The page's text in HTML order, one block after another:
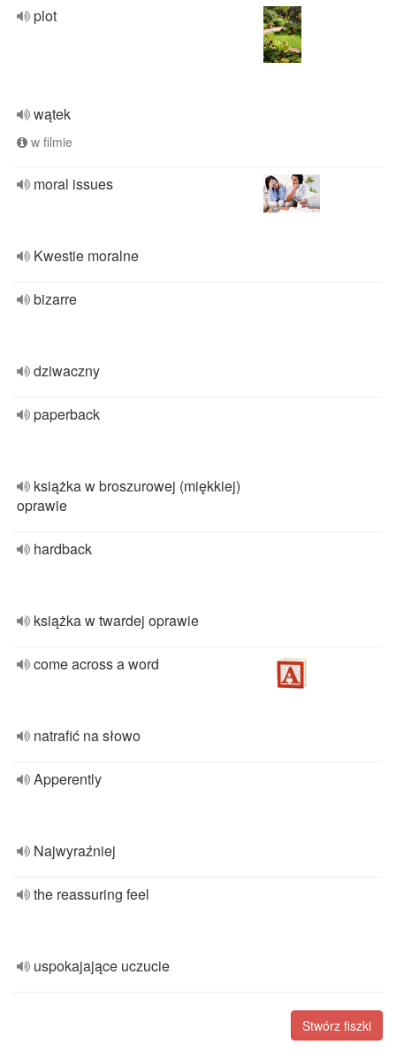
plot
wątek
w filmie
moral issues
Kwestie moralne
bizarre
dziwaczny
paperback
książka w broszurowej (miękkiej)
oprawie
hardback
książka w twardej oprawie
come across a word
natrafić na słowo
Apperently
Najwyraźniej
the reassuring feel
uspokajające uczucie
Stwórz fiszki